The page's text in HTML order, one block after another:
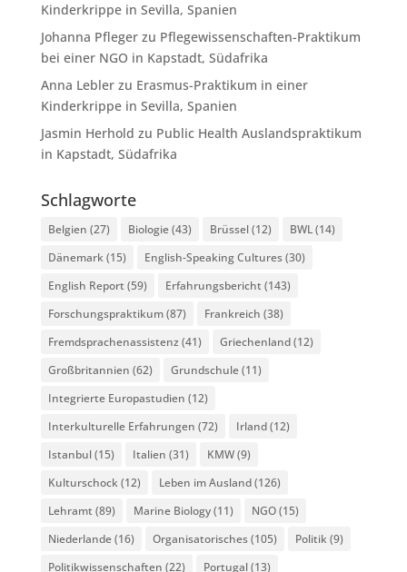
Kinderkrippe in Sevilla, Spanien
Johanna Pflegerzu Pflegewissenschaften-Praktikum
bei einer NGO in Kapstadt, Südafrika
Anna Leblerzu Erasmus-Praktikum in einer
Kinderkrippe in Sevilla, Spanien
Jasmin Herhold zu Public Health Auslandspraktikum
in Kapstadt, Südafrika
Schlagworte
Belgien (27) Biologie(43) Brüssel(12) BWL(14)
Dänemark (15) English-Speaking Cultures(30)
English Report (59) Erfahrungsbericht (143)
Forschungspraktikum(87) Frankreich (38)
Fremdsprachenassistenz(41) Griechenland(12)
Großbritannien (62) Grundschule(11)
Integrierte Europastudien (12)
Interkulturelle Erfahrungen (72) Irland(12)
Istanbul(15) Italien (31) KMW(9)
Kulturschock (12) Leben im Ausland(126)
Lehramt (89) Marine Biology(11) NGO(15)
Niederlande(16) Organisatorisches(105) Politik (9)
Politikwissenschaften (22) Portugal(13)